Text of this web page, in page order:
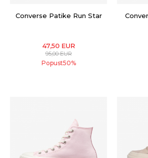
Converse Patike Run Star
47,50 EUR
95,00EUR
Popust50%